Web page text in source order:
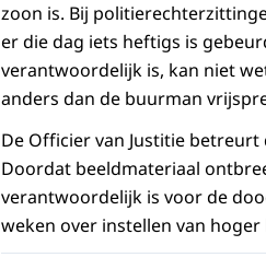
zoon is. Bij
er die dag iets heftigs is
verantwoordelijk is, kan niet
anders dan de buurman
De Officier van Justitie
Doordat beeldmateriaal
verantwoordelijk is voor de
weken over instellen van hoger